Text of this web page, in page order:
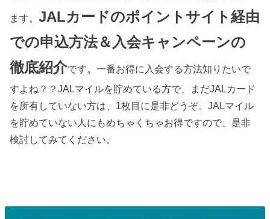
ます。JALカードのポイントサイト経由
での申込方法＆入会キャンペーンの
徹底紹介です。一番お得に入会する方法知りたいで
すよね？？JALマイルを貯めている方で、まだJALカード
を所有していない方は、1枚目に是非どうぞ。JALマイル
を貯めていない人にもめちゃくちゃお得ですので、是非
検討してみてください。